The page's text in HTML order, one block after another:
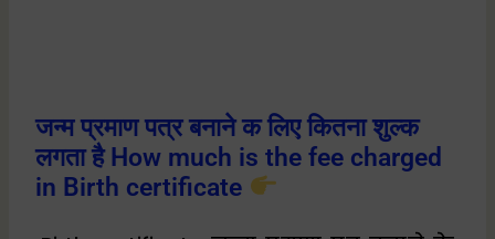
जन्म प्रमाण पत्र बनाने क लिए कितना शुल्क
लगता है How much is the fee charged
in Birth certificate